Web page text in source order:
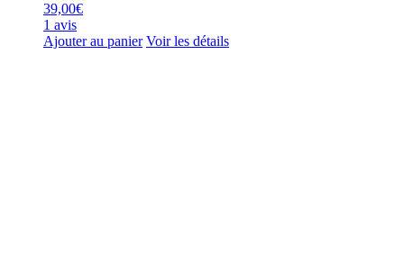
39,00€
1 avis
Ajouter au panier Voir les détails